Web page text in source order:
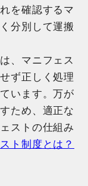
を確認するマ
分別して運搬
は、マニフェス
ず正しく処理
います。万が
ため、適正な
ストの仕組み
ト制度とは？